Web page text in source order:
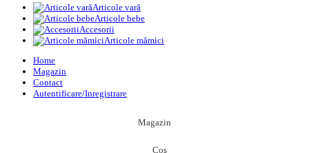
Articole vară
Articole bebe
Accesorii
Articole mămici
Home
Magazin
Contact
Autentificare/Inregistrare
Magazin
Coş